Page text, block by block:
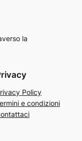
la
Policy
e condizioni